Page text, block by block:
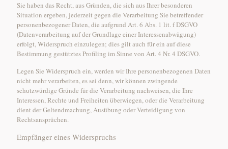
Sie haben das Recht, aus Gründen, die sich aus Ihrer besonderen
Situation ergeben, jederzeit gegen die Verarbeitung Sie betreffender
personenbezogener Daten, die aufgrund Art. 6 Abs. 1 lit. f DSGVO
(Datenverarbeitung auf der Grundlage einer Interessenabwägung)
erfolgt, Widerspruch einzulegen; dies gilt auch für ein auf diese
Bestimmung gestütztes Profiling im Sinne von Art. 4 Nr. 4 DSGVO.
Legen Sie Widerspruch ein, werden wir Ihre personenbezogenen Daten
nicht mehr verarbeiten, es sei denn, wir können zwingende
schutzwürdige Gründe für die Verarbeitung nachweisen, die Ihre
Interessen, Rechte und Freiheiten überwiegen, oder die Verarbeitung
dient der Geltendmachung, Ausübung oder Verteidigung von
Rechtsansprüchen.
Empfänger eines Widerspruchs